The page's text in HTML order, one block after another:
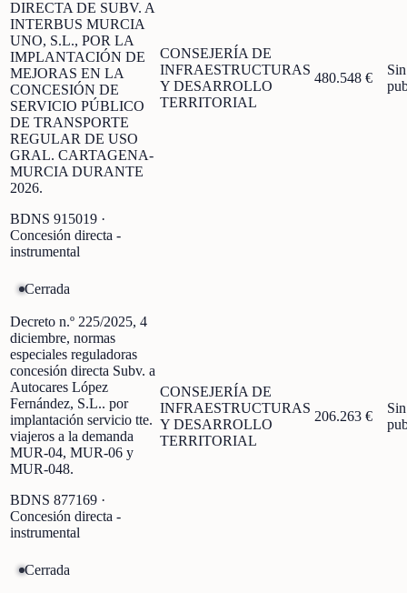
DIRECTA DE SUBV. A
INTERBUS MURCIA
UNO, S.L., POR LA
IMPLANTACIÓN DE
MEJORAS EN LA
CONCESIÓN DE
SERVICIO PÚBLICO
DE TRANSPORTE
REGULAR DE USO
GRAL. CARTAGENA-
MURCIA DURANTE
2026.
BDNS 915019 ·
Concesión directa -
instrumental
CONSEJERÍA DE
INFRAESTRUCTURAS
Y DESARROLLO
TERRITORIAL
480.548 €
Cerrada
Decreto n.º 225/2025, 4
diciembre, normas
especiales reguladoras
concesión directa Subv. a
Autocares López
Fernández, S.L.. por
implantación servicio tte.
viajeros a la demanda
MUR-04, MUR-06 y
MUR-048.
BDNS 877169 ·
Concesión directa -
instrumental
CONSEJERÍA DE
INFRAESTRUCTURAS
Y DESARROLLO
TERRITORIAL
206.263 €
Cerrada